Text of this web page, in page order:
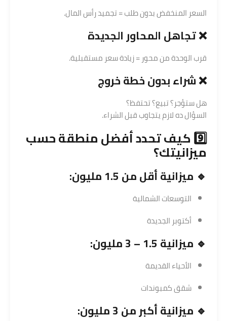
السعر المنخفض بدون طلب = تجميد رأس المال.
❌ تجاهل المحاور الجديدة
قرب الوحدة من محور = زيادة سعر مستقبلية.
❌شراءبدون خطة خروج
هل ستؤجر؟ تبيع؟ تحتفظ؟
السؤال ده لازم يتجاوب قبل الشراء.
9️⃣ كيف تحدد أفضل منطقة حسب
ميزانيتك؟
🔹 ميزانية أقل من 1.5 مليون:
التوسعات الشمالية
أكتوبر الجديدة
🔹 ميزانية 1.5 – 3 مليون:
الأحياء القديمة
شقق كمبوندات
🔹 ميزانية أكبر من 3 مليون: